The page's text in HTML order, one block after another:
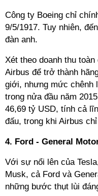
Công ty Boeing chỉ
9/5/1917. Tuy nhiên,
đàn anh.
Xét theo doanh thu
Airbus để trở thành
giới, nhưng mức chênh
trong nửa đầu năm
46,69 tỷ USD, tính cả
đấu, trong khi Airbus
4. Ford - General
Với sự nổi lên của
Musk, cả Ford và
những bước thụt lùi